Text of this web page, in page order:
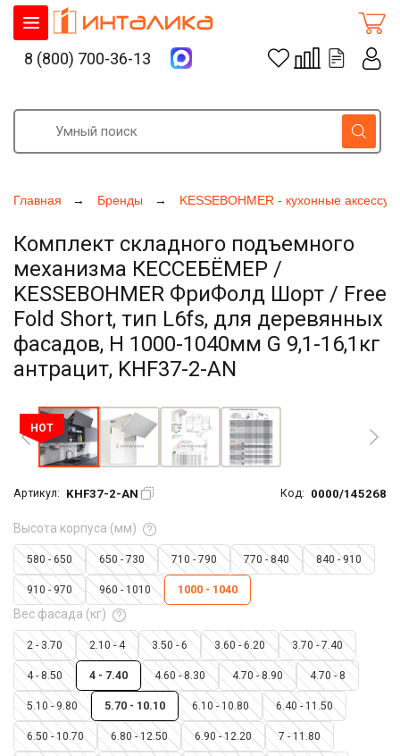
Главная Бренды KESSEBOHMER - кухонные
Комплект складного подъемного
механизма КЕССЕБЁМЕР /
KESSEBOHMER ФриФолд Шорт / Free
Fold Short, тип L6fs, для деревянных
фасадов, H 1000-1040мм G 9,1-16,1кг
антрацит, KHF37-2-AN
HOT
Артикул: KHF37-2-AN Код: 0000/145268
Высота корпуса (мм)
580 - 650 650 - 730 710 - 790 770 - 840 840 - 910
910 - 970 960 - 1010 1000 - 1040
Вес фасада (кг)
2 - 3.70 2.10 - 4 3.50 - 6 3.60 - 6.20 3.70 - 7.40
4 - 8.50 4 - 7.40 4.60 - 8.30 4.70 - 8.90 4.70 - 8
5.10 - 9.80 5.70 - 10.10 6.10 - 10.80 6.40 - 11.50
6.50 - 10.70 6.80 - 12.50 6.90 - 12.20 7 - 11.80
8 (800) 700-36-13